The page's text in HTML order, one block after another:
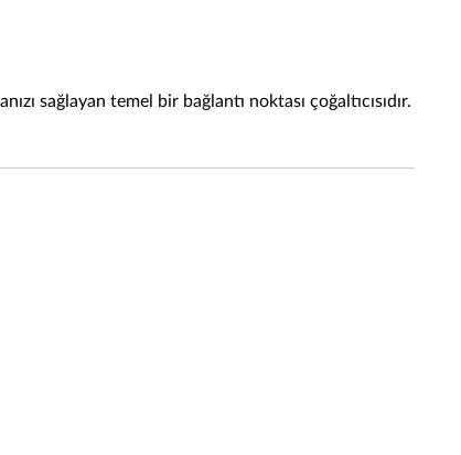
sağlayan temel bir bağlantı noktası çoğaltıcısıdır.